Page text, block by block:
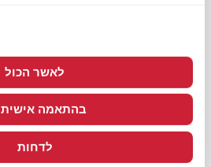
לאשר הכול
בהתאמה אישית
לדחות
דרך השבעה 20, חולון
לפרטים נוספים